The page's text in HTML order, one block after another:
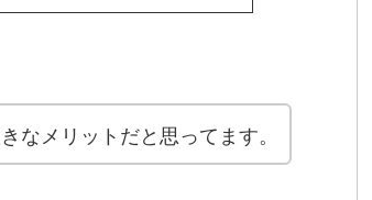
なメリットだと思ってます。